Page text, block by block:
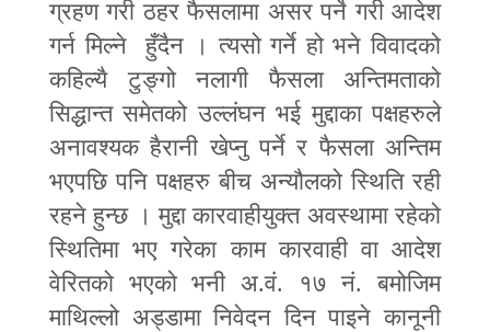
ग्रहण गरी ठहर फैसलामा असर पर्ने गरी आदेश
गर्न मिल्ने हुँदैन । त्यसो गर्ने हो भने विवादको
कहिल्यै टुङ्गो नलागी फैसला अन्तिमताको
सिद्धान्त समेतको उल्लंघन भई मुद्दाका पक्षहरुले
अनावश्यक हैरानी खेप्नु पर्ने र फैसला अन्तिम
भएपछि पनि पक्षहरु बीच अन्यौलको स्थिति रही
रहने हुन्छ । मुद्दा कारवाहीयुक्त अवस्थामा रहेको
स्थितिमा भए गरेका काम कारवाही वा आदेश
वेरितको भएको भनी अ.वं. १७ नं. बमोजिम
माथिल्लो अड्डामा निवेदन दिन पाइने कानूनी